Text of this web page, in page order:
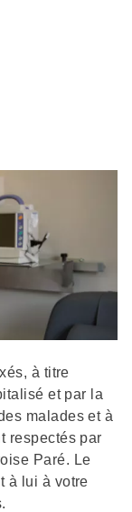
à titre
et par la
malades et à
respectés par
Paré. Le
à lui à votre